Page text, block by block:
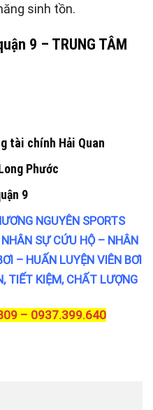
sinh tồn.
9 – TRUNG TÂM
tài chính Hải Quan
Phước
9
NGUYÊN SPORTS
SỰ CỨU HỘ – NHÂN
– HUẤN LUYỆN VIÊN BƠI
TIẾT KIỆM, CHẤT LƯỢNG
– 0937.399.640